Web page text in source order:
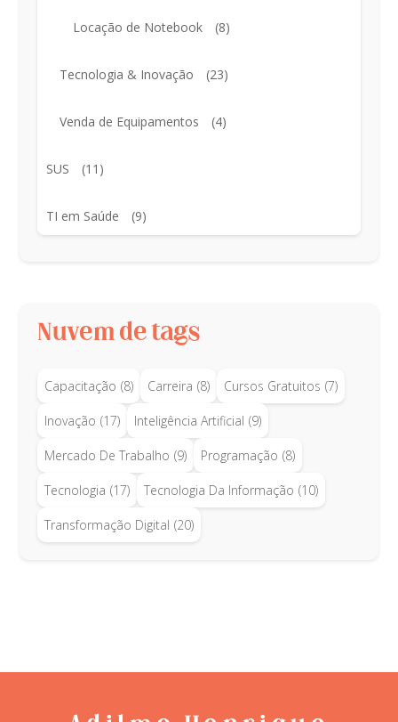
Locação de Notebook (8)
Tecnologia & Inovação (23)
Venda de Equipamentos (4)
SUS (11)
TI em Saúde (9)
Nuvem de tags
Capacitação (8) Carreira (8) Cursos Gratuitos (7)
Inovação (17) Inteligência Artificial (9)
Mercado De Trabalho (9) Programação (8)
Tecnologia (17) Tecnologia Da Informação (10)
Transformação Digital (20)